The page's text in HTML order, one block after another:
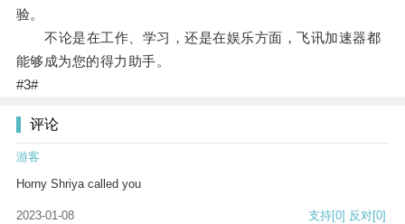
验。
不论是在工作、学习，还是在娱乐方面，飞讯加速器都
能够成为您的得力助手。
#3#
评论
游客
Horny Shriya called you
2023-01-08 支持[0] 反对[0]